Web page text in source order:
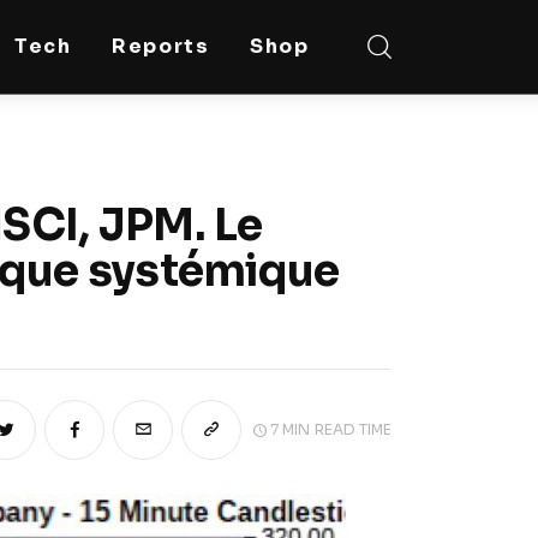
Tech Reports Shop
JPM. Le
systémique
7 MIN READ TIME